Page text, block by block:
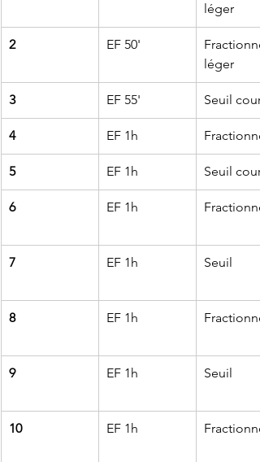
léger
2 EF 50'
léger
3 EF 55' Seuil court
4 EF 1h Fractionné
5 EF 1h Seuil court
6 EF 1h Fractionné
7 EF 1h Seuil
8 EF 1h Fractionné
9 EF 1h Seuil
10 EF 1h Fractionné